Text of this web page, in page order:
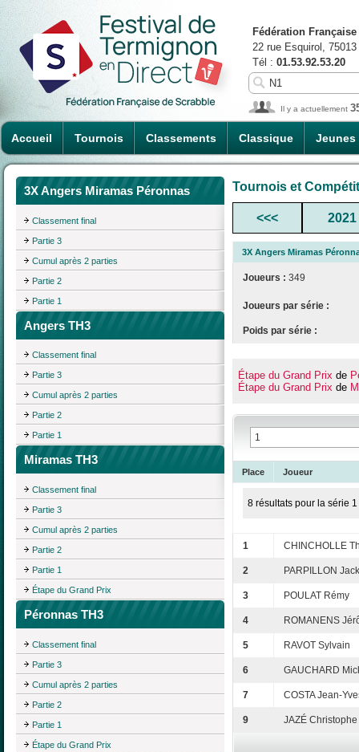
Accueil Tournois Classements Classique Jeunes
Fédération
22 rue Esquirol,
Tél : 01.53.92.53.20
Il y a actuellement
3X Angers Miramas Péronnas
Classement final
Partie 3
Cumul après 2 parties
Partie 2
Partie 1
Angers TH3
Classement final
Partie 3
Cumul après 2 parties
Partie 2
Partie 1
Miramas TH3
Classement final
Partie 3
Cumul après 2 parties
Partie 2
Partie 1
Étape du Grand Prix
Péronnas TH3
Classement final
Partie 3
Cumul après 2 parties
Partie 2
Partie 1
Étape du Grand Prix
Tournois et
<<< 2021
3X Angers Miramas
Joueurs : 349
Joueurs par série :
Poids par série :
Étape du Grand Prix de
Étape du Grand Prix de
Place Joueur
8 résultats pour la série 1
1 CHINCHOLLE
2 PARPILLON
3 POULAT Rémy
4 ROMANENS
5 RAVOT Sylvain
6 GAUCHARD
7 COSTA Jean-
9 JAZÉ Christophe